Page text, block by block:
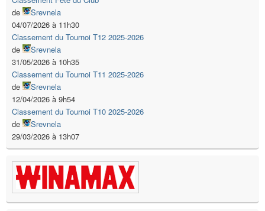
de
Srevnela
04/07/2026 à 11h30
Classement du Tournoi T12 2025-2026
de
Srevnela
31/05/2026 à 10h35
Classement du Tournoi T11 2025-2026
de
Srevnela
12/04/2026 à 9h54
Classement du Tournoi T10 2025-2026
de
Srevnela
29/03/2026 à 13h07